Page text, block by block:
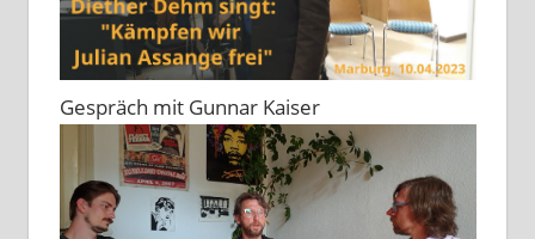
Gespräch mit Gunnar Kaiser